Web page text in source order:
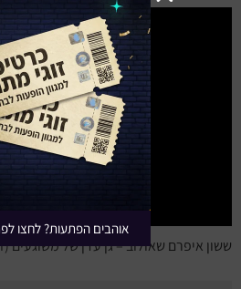
ששון איפרם שאולוב – גן עדן של משוגעים (Prod. by Tamir Zur)
אוהבים הפתעות? לחצו